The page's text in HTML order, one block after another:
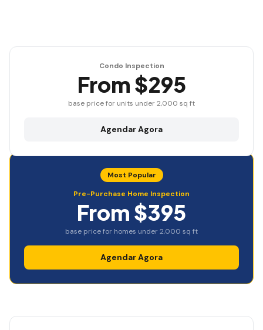
Condo Inspection
From $295
base price for units under 2,000 sq ft
Agendar Agora
Most Popular
Pre-Purchase Home Inspection
From $395
base price for homes under 2,000 sq ft
Agendar Agora